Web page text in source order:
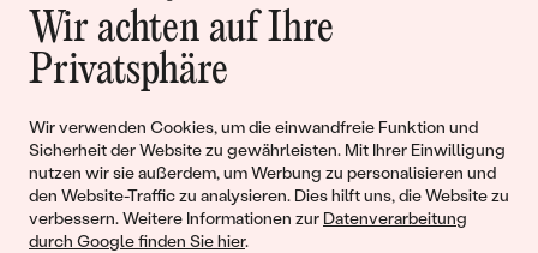
Wir achten auf Ihre
Privatsphäre
Wir verwenden Cookies, um die einwandfreie Funktion und
Sicherheit der Website zu gewährleisten. Mit Ihrer Einwilligung
nutzen wir sie außerdem, um Werbung zu personalisieren und
den Website-Traffic zu analysieren. Dies hilft uns, die Website zu
verbessern. Weitere Informationen zur Datenverarbeitung
durch Google finden Sie hier.
Geschichten von Schönheit und
Liebe
Begleiten Sie uns!